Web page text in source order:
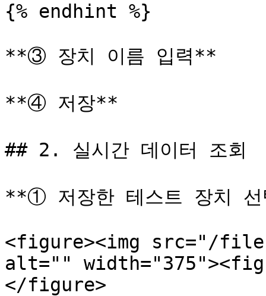
{% endhint %}
**③ 장치 이름 입력**
**④ 저장**
## 2. 실시간 데이터 조회
**① 저장한 테스트 장치
<figure><img src="/files/
alt=""
</figure>